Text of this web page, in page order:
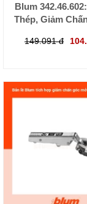
Blum
Thép, Giảm
149.091 đ